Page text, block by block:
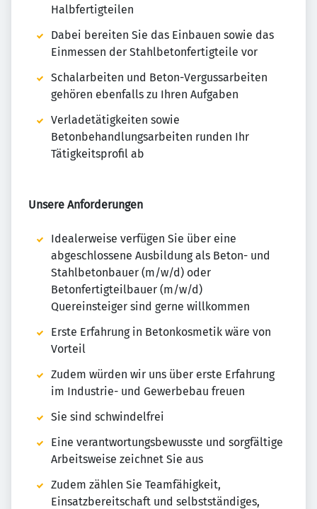
Halbfertigteilen
Dabei bereiten Sie das Einbauen sowie das
Einmessen der Stahlbetonfertigteile vor
Schalarbeiten und Beton-Vergussarbeiten
gehören ebenfalls zu Ihren Aufgaben
Verladetätigkeiten sowie
Betonbehandlungsarbeiten runden Ihr
Tätigkeitsprofil ab
Unsere Anforderungen
Idealerweise verfügen Sie über eine
abgeschlossene Ausbildung als Beton- und
Stahlbetonbauer (m/w/d) oder
Betonfertigteilbauer (m/w/d)
Quereinsteiger sind gerne willkommen
Erste Erfahrung in Betonkosmetik wäre von
Vorteil
Zudem würden wir uns über erste Erfahrung
im Industrie- und Gewerbebau freuen
Sie sind schwindelfrei
Eine verantwortungsbewusste und sorgfältige
Arbeitsweise zeichnet Sie aus
Zudem zählen Sie Teamfähigkeit,
Einsatzbereitschaft und selbstständiges,